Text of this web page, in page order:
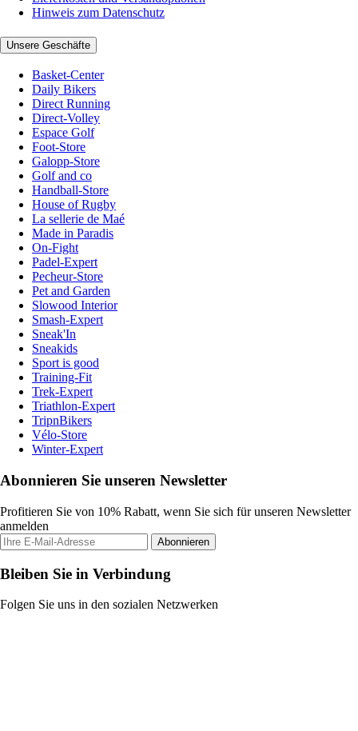
Hinweis zum Datenschutz
Unsere Geschäfte
Basket-Center
Daily Bikers
Direct Running
Direct-Volley
Espace Golf
Foot-Store
Galopp-Store
Golf and co
Handball-Store
House of Rugby
La sellerie de Maé
Made in Paradis
On-Fight
Padel-Expert
Pecheur-Store
Pet and Garden
Slowood Interior
Smash-Expert
Sneak'In
Sneakids
Sport is good
Training-Fit
Trek-Expert
Triathlon-Expert
TripnBikers
Vélo-Store
Winter-Expert
Abonnieren Sie unseren Newsletter
Profitieren Sie von 10% Rabatt, wenn Sie sich für unseren Newsletter
anmelden
Abonnieren
Bleiben Sie in Verbindung
Folgen Sie uns in den sozialen Netzwerken